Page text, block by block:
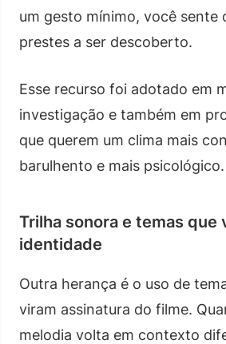
um gesto mínimo, você sente
prestes a ser descoberto.
Esse recurso foi adotado em
investigação e também em
que querem um clima mais
barulhento e mais psicológico.
Trilha sonora e temas que
identidade
Outra herança é o uso de
viram assinatura do filme.
melodia volta em contexto